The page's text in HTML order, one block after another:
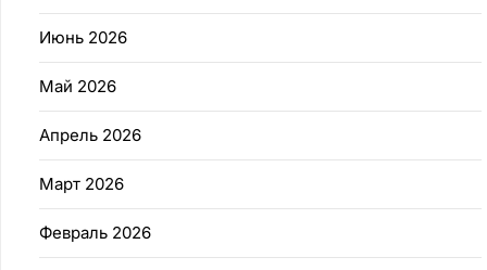
Июнь 2026
Май 2026
Апрель 2026
Март 2026
Февраль 2026